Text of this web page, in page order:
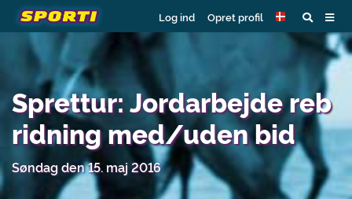
Log ind Opret profil
Sprettur: Jordarbejde reb
ridning med/uden bid
Søndag den 15. maj 2016